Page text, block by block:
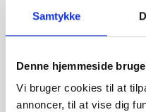
Samtykke
Denne hjemmeside
Vi bruger cookies til at
annoncer, til at vise dig
heldigvis
sarkopeni så meget
leve et langt liv med
kroppe. Ved at